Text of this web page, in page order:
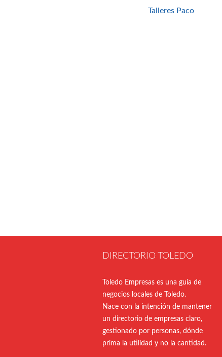
Talleres Paco
DIRECTORIO TOLEDO
Toledo Empresas es una guía de
negocios locales de Toledo.
Nace con la intención de mantener
un directorio de empresas claro,
gestionado por personas, dónde
prima la utilidad y no la cantidad.